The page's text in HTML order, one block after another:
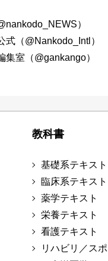
）
式（@Nankodo_Intl）
集室（@gankango）
教科書
基礎系テキスト
臨床系テキスト
薬学テキスト
栄養テキスト
看護テキスト
リハビリ／ス